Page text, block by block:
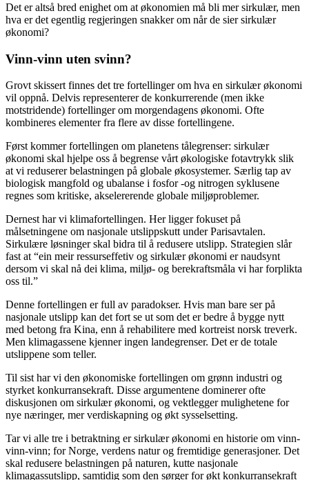
Det er altså bred enighet om at økonomien må bli mer sirkulær, men
hva er det egentlig regjeringen snakker om når de sier sirkulær
økonomi?
Vinn-vinn uten svinn?
Grovt skissert finnes det tre fortellinger om hva en sirkulær økonomi
vil oppnå. Delvis representerer de konkurrerende (men ikke
motstridende) fortellinger om morgendagens økonomi. Ofte
kombineres elementer fra flere av disse fortellingene.
Først kommer fortellingen om planetens tålegrenser: sirkulær
økonomi skal hjelpe oss å begrense vårt økologiske fotavtrykk slik
at vi reduserer belastningen på globale økosystemer. Særlig tap av
biologisk mangfold og ubalanse i fosfor -og nitrogen syklusene
regnes som kritiske, akselererende globale miljøproblemer.
Dernest har vi klimafortellingen. Her ligger fokuset på
målsetningene om nasjonale utslippskutt under Parisavtalen.
Sirkulære løsninger skal bidra til å redusere utslipp. Strategien slår
fast at “ein meir ressurseffetiv og sirkulær økonomi er naudsynt
dersom vi skal nå dei klima, miljø- og berekraftsmåla vi har forplikta
oss til.”
Denne fortellingen er full av paradokser. Hvis man bare ser på
nasjonale utslipp kan det fort se ut som det er bedre å bygge nytt
med betong fra Kina, enn å rehabilitere med kortreist norsk treverk.
Men klimagassene kjenner ingen landegrenser. Det er de totale
utslippene som teller.
Til sist har vi den økonomiske fortellingen om grønn industri og
styrket konkurransekraft. Disse argumentene dominerer ofte
diskusjonen om sirkulær økonomi, og vektlegger mulighetene for
nye næringer, mer verdiskapning og økt sysselsetting.
Tar vi alle tre i betraktning er sirkulær økonomi en historie om vinn-
vinn-vinn; for Norge, verdens natur og fremtidige generasjoner. Det
skal redusere belastningen på naturen, kutte nasjonale
klimagassutslipp, samtidig som den sørger for økt konkurransekraft